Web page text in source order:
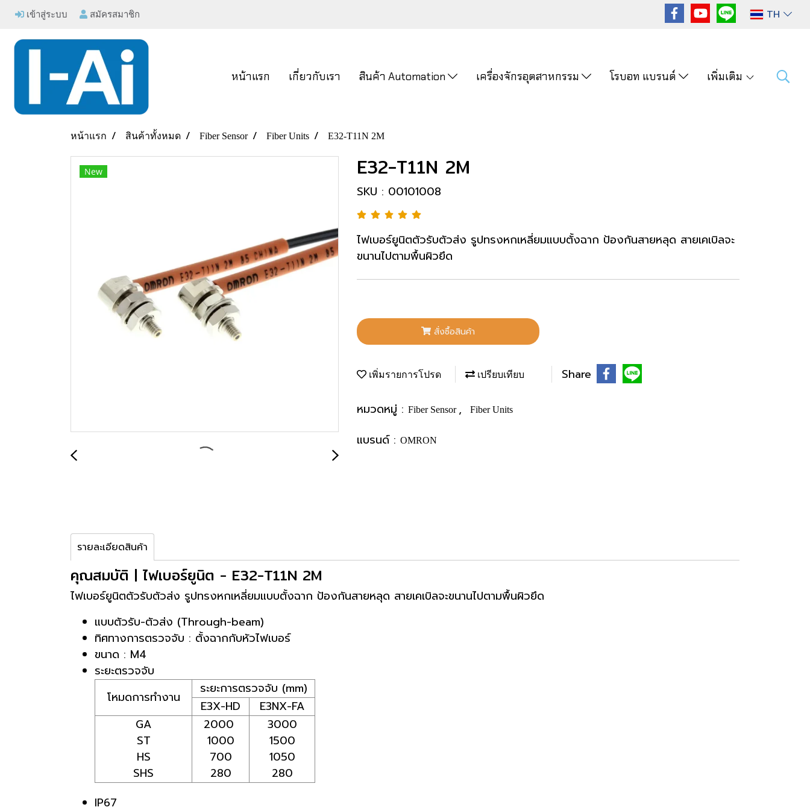
เข้าสู่ระบบ สมัครสมาชิก TH
หน้าแรก เกี่ยวกับเรา สินค้า Automation เครื่องจักรอุตสาหกรรม โรบอท แบรนด์ เพิ่มเติม
หน้าแรก สินค้าทั้งหมด Fiber Sensor Fiber Units E32-T11N 2M
New E32-T11N 2M
SKU : 00101008
ไฟเบอร์ยูนิตตัวรับตัวส่ง รูปทรงหกเหลี่ยมแบบตั้งฉาก ป้องกันสายหลุด สายเคเบิลจะ
ขนานไปตามพื้นผิวยึด
สั่งซื้อสินค้า
เพิ่มรายการโปรด เปรียบเทียบ Share
หมวดหมู่ : Fiber Sensor , Fiber Units
แบรนด์ : OMRON
รายละเอียดสินค้า
คุณสมบัติ | ไฟเบอร์ยูนิต - E32-T11N 2M
ไฟเบอร์ยูนิตตัวรับตัวส่ง รูปทรงหกเหลี่ยมแบบตั้งฉาก ป้องกันสายหลุด สายเคเบิลจะขนานไปตามพื้นผิวยึด
แบบตัวรับ-ตัวส่ง (Through-beam)
ทิศทางการตรวจจับ : ตั้งฉากกับหัวไฟเบอร์
ขนาด : M4
ระยะตรวจจับ
โหมดการทำงาน
ระยะการตรวจจับ (mm)
E3X-HD
E3NX-FA
GA
ST
HS
SHS
2000
1000
700
280
3000
1500
1050
280
IP67